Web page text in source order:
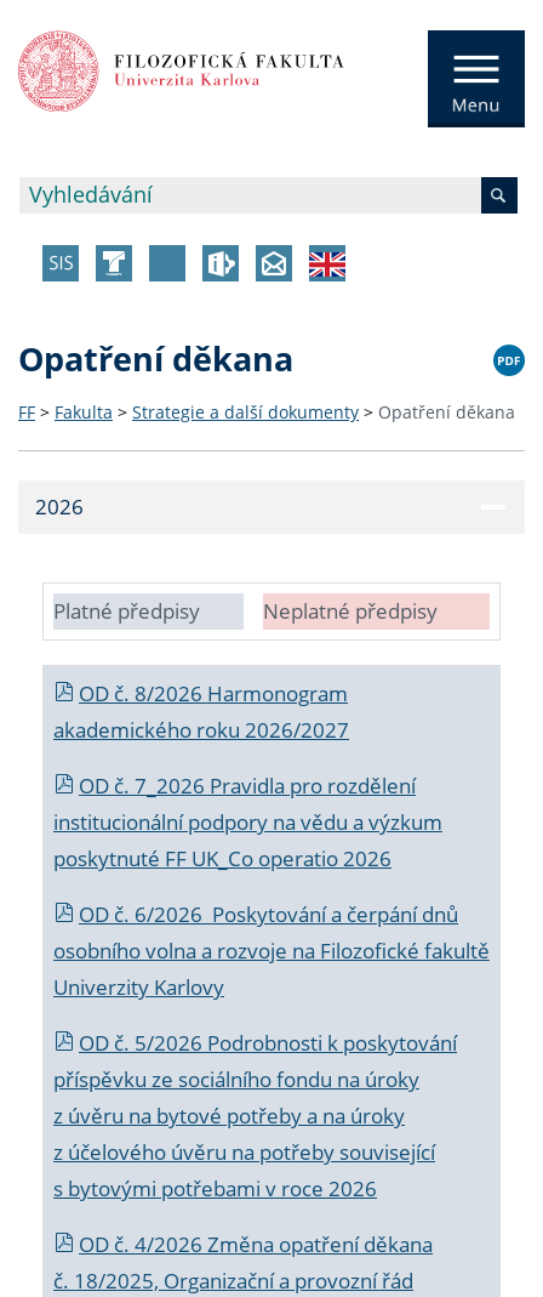
Opatření děkana
FF > Fakulta > Strategie a další dokumenty > Opatření děkana
2026
Platné předpisy Neplatné předpisy
OD č. 8/2026 Harmonogram
akademického roku 2026/2027
OD č. 7_2026 Pravidla pro rozdělení
institucionální podpory na vědu a výzkum
poskytnuté FF UK_Co operatio 2026
OD č. 6/2026 Poskytování a čerpání dnů
osobního volna a rozvoje na Filozofické fakultě
Univerzity Karlovy
OD č. 5/2026 Podrobnosti k poskytování
příspěvku ze sociálního fondu na úroky
z úvěru na bytové potřeby a na úroky
z účelového úvěru na potřeby související
s bytovými potřebami v roce 2026
OD č. 4/2026 Změna opatření děkana
č. 18/2025, Organizační a provozní řád